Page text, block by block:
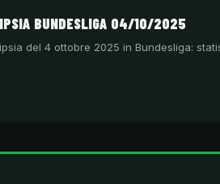
BUNDESLIGA 04/10/2025
del 4 ottobre 2025 in Bundesliga: